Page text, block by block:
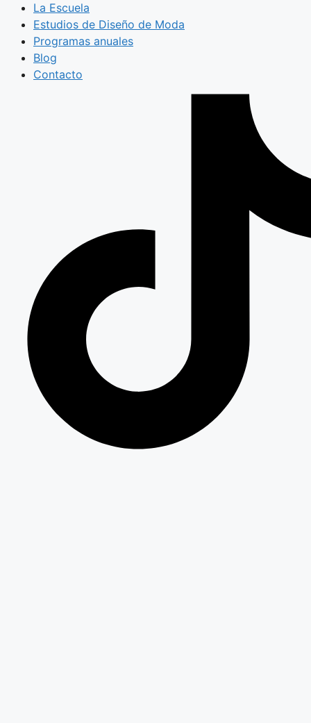
La Escuela
Estudios de Diseño de Moda
Programas anuales
Blog
Contacto